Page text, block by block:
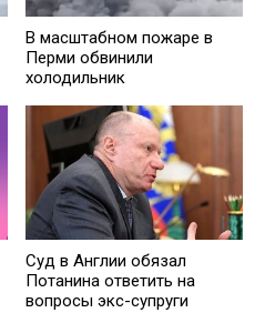
В масштабном пожаре в
Перми обвинили
холодильник
Суд в Англии обязал
Потанина ответить на
вопросы экс-супруги